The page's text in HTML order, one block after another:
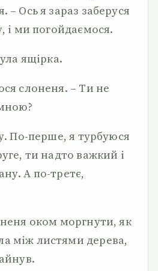
– Ось я зараз заберуся
і ми погойдаємося.
ящірка.
слоненя. – Ти не
По-перше, я турбуюся
ти надто важкий і
А по-третє,
оком моргнути, як
між листями дерева,